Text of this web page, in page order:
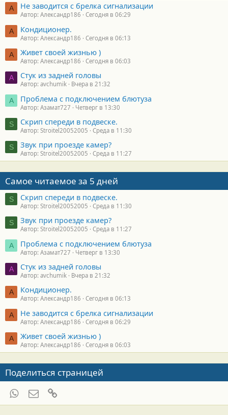
А Не заводится с брелка сигнализации
Автор: Александр186 Сегодня в 06:29
А Кондиционер.
Автор: Александр186 Сегодня в 06:13
А Живет своей жизнью )
Автор: Александр186 Сегодня в 06:03
A Стук из задней головы
Автор: avchumik Вчера в 21:32
А Проблема с подключением блютуза
Автор: Азамат727 Четверг в 13:30
S Скрип спереди в подвеске.
Автор: Stroitel20052005 Среда в 11:30
S Звук при проезде камер?
Автор: Stroitel20052005 Среда в 11:27
Самое читаемое за 5 дней
S Скрип спереди в подвеске.
Автор: Stroitel20052005 Среда в 11:30
S Звук при проезде камер?
Автор: Stroitel20052005 Среда в 11:27
А Проблема с подключением блютуза
Автор: Азамат727 Четверг в 13:30
A Стук из задней головы
Автор: avchumik Вчера в 21:32
А Кондиционер.
Автор: Александр186 Сегодня в 06:13
А Не заводится с брелка сигнализации
Автор: Александр186 Сегодня в 06:29
А Живет своей жизнью )
Автор: Александр186 Сегодня в 06:03
Поделиться страницей
WhatsAppЭлектронная почта